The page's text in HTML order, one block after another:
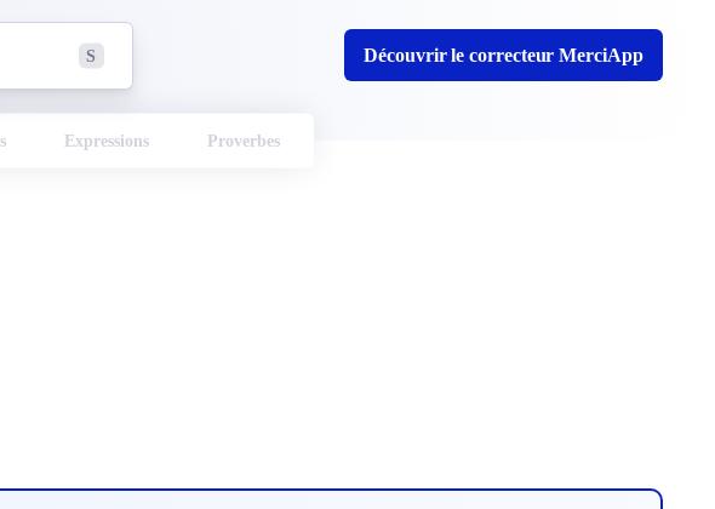
S Découvrir le correcteur MerciApp
Expressions Proverbes